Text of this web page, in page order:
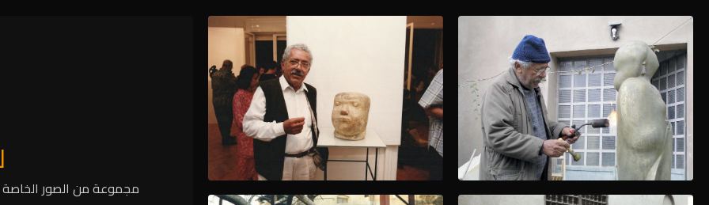
مجموعة من الصور الخاصة
لمحات من حياة آدم حنين لمحات من حياة آدم حنين